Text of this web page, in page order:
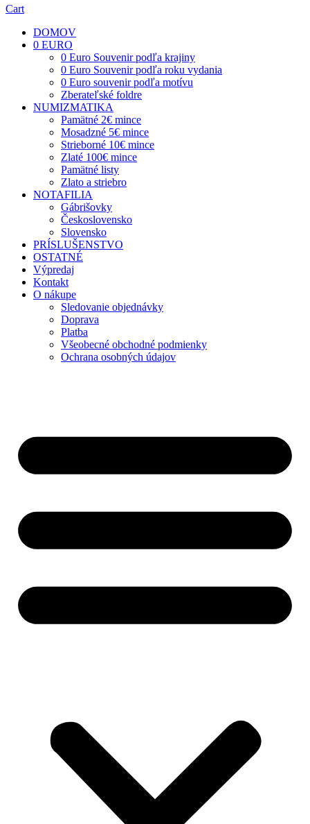
Cart
DOMOV
0 EURO
0 Euro Souvenir podľa krajiny
0 Euro Souvenir podľa roku vydania
0 Euro souvenir podľa motívu
Zberateľské foldre
NUMIZMATIKA
Pamätné 2€ mince
Mosadzné 5€ mince
Strieborné 10€ mince
Zlaté 100€ mince
Pamätné listy
Zlato a striebro
NOTAFILIA
Gábrišovky
Československo
Slovensko
PRÍSLUŠENSTVO
OSTATNÉ
Výpredaj
Kontakt
O nákupe
Sledovanie objednávky
Doprava
Platba
Všeobecné obchodné podmienky
Ochrana osobných údajov